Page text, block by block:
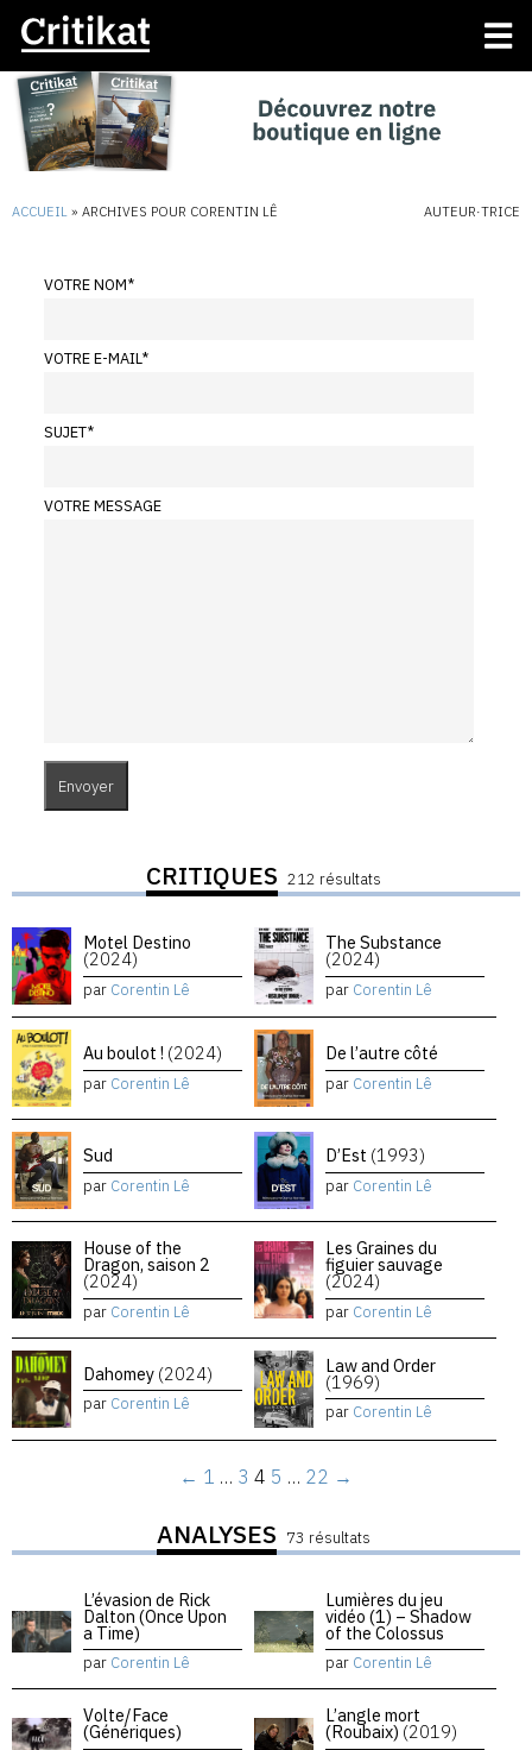
ACCUEIL » ARCHIVES POUR CORENTIN LÊ AUTEUR·TRICE
VOTRE NOM*
VOTRE E-MAIL*
SUJET*
VOTRE MESSAGE
CRITIQUES 212 résultats
Motel Destino
(2024)
par Corentin Lê
The Substance
(2024)
par Corentin Lê
Au boulot ! (2024)
par Corentin Lê
De l’autre côté
par Corentin Lê
Sud
par Corentin Lê
D’Est (1993)
par Corentin Lê
House of the
Dragon, saison 2
(2024)
par Corentin Lê
Les Graines du
figuier sauvage
(2024)
par Corentin Lê
Dahomey (2024)
par Corentin Lê
Law and Order
(1969)
par Corentin Lê
← 1 … 3 4 5 … 22 →
ANALYSES 73 résultats
L’évasion de Rick
Dalton (Once Upon
a Time)
par Corentin Lê
Lumières du jeu
vidéo (1) – Shadow
of the Colossus
par Corentin Lê
Volte/Face
(Génériques)
L’angle mort
(Roubaix) (2019)